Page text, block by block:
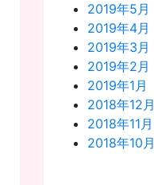
2019年5月
2019年4月
2019年3月
2019年2月
2019年1月
2018年12月
2018年11月
2018年10月